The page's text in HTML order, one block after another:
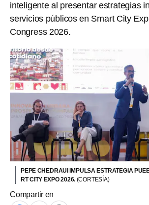
inteligente al presentar estrategias
servicios públicos en Smart City
Congress 2026.
PEPE CHEDRAUI IMPULSA ESTRATEGIA
RT CITY EXPO 2026. (CORTESÍA)
Compartir en